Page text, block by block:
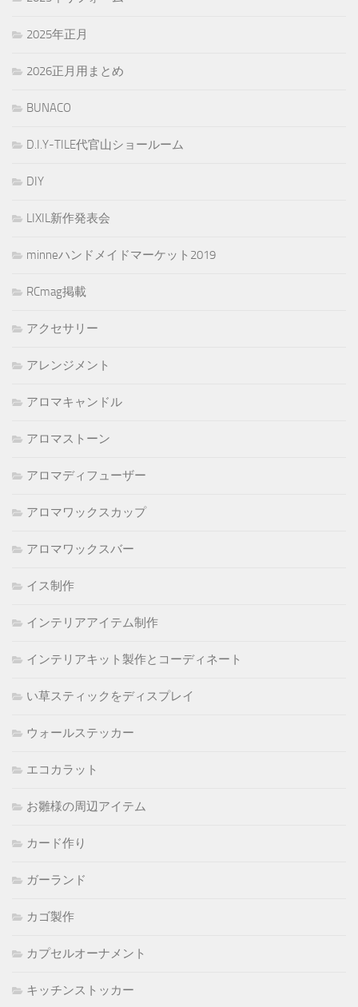
2025年正月
2026正月用まとめ
BUNACO
D.I.Y-TILE代官山ショールーム
DIY
LIXIL新作発表会
minneハンドメイドマーケット2019
RCmag掲載
アクセサリー
アレンジメント
アロマキャンドル
アロマストーン
アロマディフューザー
アロマワックスカップ
アロマワックスバー
イス制作
インテリアアイテム制作
インテリアキット製作とコーディネート
い草スティックをディスプレイ
ウォールステッカー
エコカラット
お雛様の周辺アイテム
カード作り
ガーランド
カゴ製作
カプセルオーナメント
キッチンストッカー